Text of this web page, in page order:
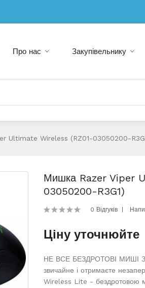
Про нас Закупівельнику
Ultimate Wireless (RZ01-03050200-
Мишка Razer Viper
03050200-R3G1)
0 Відгуків
Ціну уточнюйте
НЕ ВСЕ БЕЗДРОТОВІ МИШІ
звичайне і отримаєте
Wireless Lite - бездротовою